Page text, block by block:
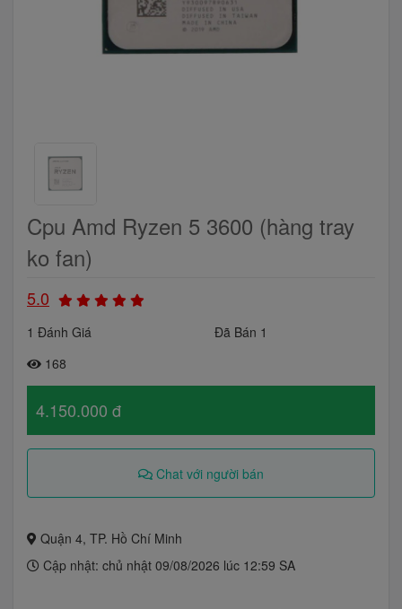
Cpu Amd Ryzen 5 3600 (hàng tray
ko fan)
5.0
1 Đánh Giá
Đã Bán 1
168
4.150.000 đ
Chat với người bán
Quận 4, TP. Hồ Chí Minh
Cập nhật: chủ nhật 09/08/2026 lúc 12:59 SA